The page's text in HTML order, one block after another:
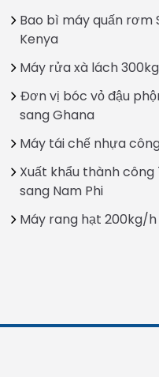
Bao bì máy quấn
Kenya
Máy rửa xà lách
Đơn vị bóc vỏ đậu
sang Ghana
Máy tái chế nhựa
Xuất khẩu thành
sang Nam Phi
Máy rang hạt 200kg/